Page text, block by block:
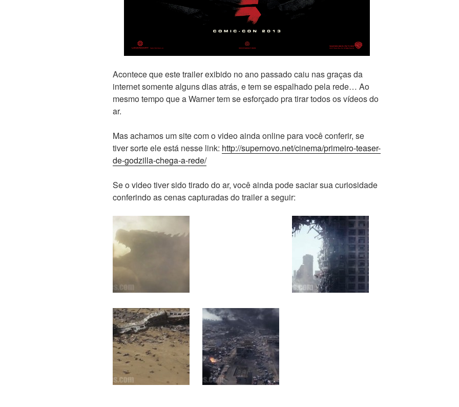
Acontece que este trailer exibido no ano passado caiu nas graças da
internet somente alguns dias atrás, e tem se espalhado pela rede… Ao
mesmo tempo que a Warner tem se esforçado pra tirar todos os vídeos do
ar.
Mas achamos um site com o video ainda online para você conferir, se
tiver sorte ele está nesse link: http://supernovo.net/cinema/primeiro-teaser-
de-godzilla-chega-a-rede/
Se o video tiver sido tirado do ar, você ainda pode saciar sua curiosidade
conferindo as cenas capturadas do trailer a seguir: